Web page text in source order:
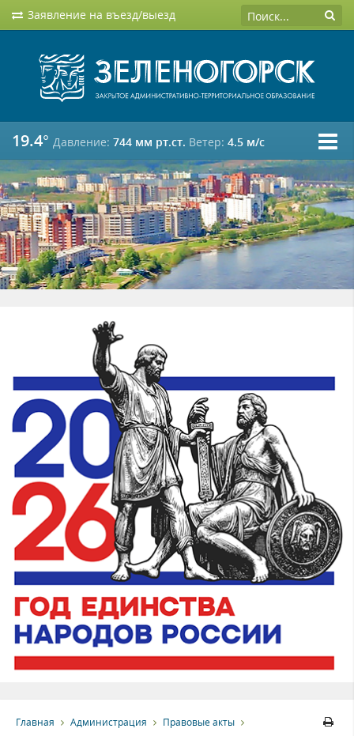
Заявление на въезд/выезд
19.4° Давление: 744 мм рт.ст. Ветер: 4.5 м/c
Главная Администрация Правовые акты